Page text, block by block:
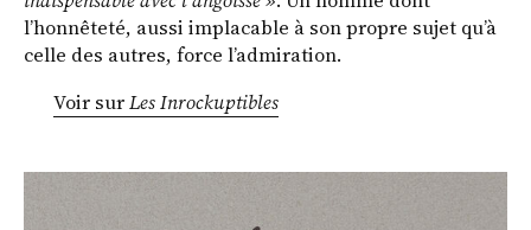
l’honnêteté, aussi implacable à son propre sujet qu’à
celle des autres, force l’admiration.
Voir surLes Inrockuptibles